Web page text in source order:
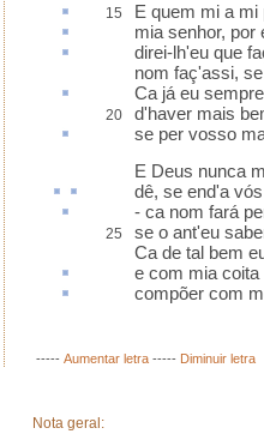
15 E quem mi a mi
mia senhor, por
direi-lh'eu que
nom faç'assi,
Ca já eu sempre
20
d'haver mais
se per vosso
E Deus nunca
dê, se end'a
- ca nom fará
25
se o ant'eu
Ca de tal bem
e com mia coita
compõer com
----- Aumentar letra ----- Diminuir letra
Nota geral: